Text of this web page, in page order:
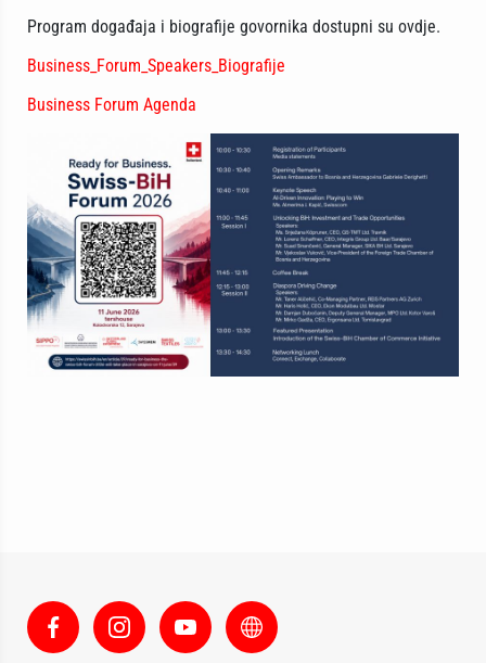
Program događaja i biografije govornika dostupni su ovdje.
Business_Forum_Speakers_Biografije
Business Forum Agenda